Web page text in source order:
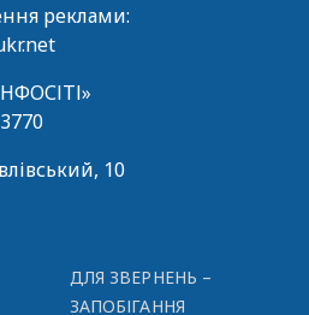
реклами:
10
ДЛЯ ЗВЕРНЕНЬ –
ЗАПОБІГАННЯ